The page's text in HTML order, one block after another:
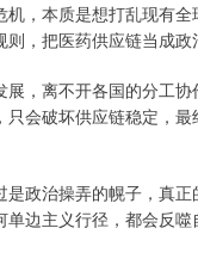
机，本质是想打乱现有
，把医药供应链当成政
展，离不开各国的分工
只会破坏供应链稳定，
是政治操弄的幌子，真
单边主义行径，都会反